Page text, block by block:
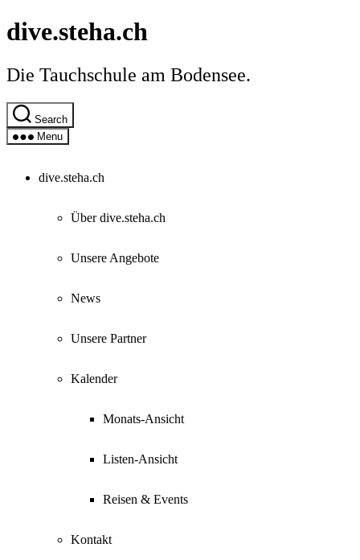
Skip
to
content
dive.steha.ch
Die Tauchschule am Bodensee.
Search
Menu
dive.steha.ch
Über dive.steha.ch
Unsere Angebote
News
Unsere Partner
Kalender
Monats-Ansicht
Listen-Ansicht
Reisen & Events
Kontakt